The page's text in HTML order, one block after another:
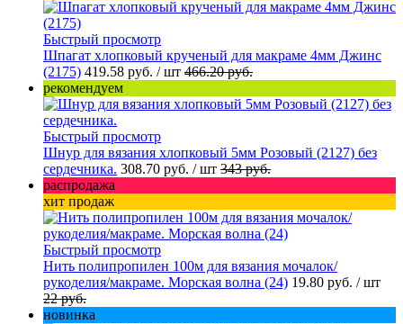
Быстрый просмотр
Шпагат хлопковый крученый для макраме 4мм Джинс
(2175) 419.58 руб. / шт 466.20 руб.
рекомендуем
Быстрый просмотр
Шнур для вязания хлопковый 5мм Розовый (2127) без
сердечника. 308.70 руб. / шт 343 руб.
распродажа
хит продаж
Быстрый просмотр
Нить полипропилен 100м для вязания мочалок/
рукоделия/макраме. Морская волна (24) 19.80 руб. / шт
22 руб.
новинка